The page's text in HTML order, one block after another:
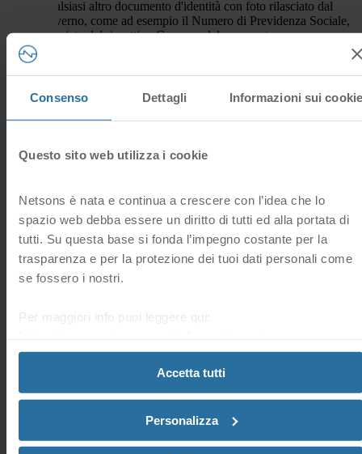
Consenso Dettagli Informazioni sui cookie
Questo sito web utilizza i cookie
Netsons è nata e continua a crescere con l’idea che lo
spazio web debba essere un diritto di tutti ed alla portata di
tutti. Su questa base si fonda l’impegno costante per la
trasparenza e per la protezione dei tuoi dati personali come
se fossero i nostri.
Per maggiori info puoi leggere qui:
Accetta tutti
Personalizza
Qualsiasi altro documento d'identità con foto rilasciato dal
Governo, come ad esempio il Numero di Previdenza Sociale,
rilasciato dal rispettivo Governo del paese estero
I Registranti NON provenienti dall'India devono anche presentare
una dichiarazione firmata per dimostrare un legittimo legame
commerciale o uno scopo connesso all'India.
Esempi di legame commerciale o scopo commerciale potrebbero
Avere clienti in India
Iniziative di marketing rivolte all'India
Partnership con aziende indiane
La dichiarazione deve includere quanto segue:
Nome dell'Azienda Registrante (o di altra tipologia di
Chiara dichiarazione di legame commerciale o operativo con
La documentazione sarà inoltrata al Registro, il quale valuterà se il
Registrante ha le caratteristiche adatte a mantenere un dominio .IN
In caso di esito negativo il dominio verrà sospeso e poi cancellato.